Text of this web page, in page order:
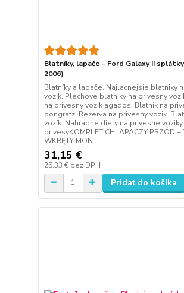
Blatníky, lapače - Ford Galaxy II
2006)
Blatníky a lapače. Najlacnejsie blatniky
vozik. Plechove blatniky na privesny
na privesny vozik agados. Blatnik na
pongratz. Rezerva na privesny vozik.
vozík. Nahradne diely na privesne
privesyKOMPLET CHLAPACZY PRZÓD +
WKRĘTY MON...
31,15 €
25,33 € bez DPH
Pridať do košíka